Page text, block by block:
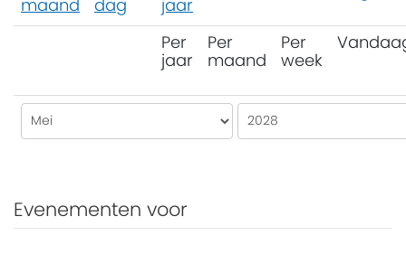
Per
jaar
Per
maand
Per
week
Evenementen voor